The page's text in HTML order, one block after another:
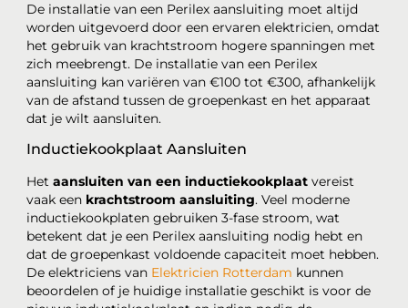
De installatie van een Perilex aansluiting moet altijd
worden uitgevoerd door een ervaren elektricien, omdat
het gebruik van krachtstroom hogere spanningen met
zich meebrengt. De installatie van een Perilex
aansluiting kan variëren van €100 tot €300, afhankelijk
van de afstand tussen de groepenkast en het apparaat
dat je wilt aansluiten.
Inductiekookplaat Aansluiten
Hetaansluiten van een inductiekookplaat vereist
vaak een krachtstroom aansluiting. Veel moderne
inductiekookplaten gebruiken 3-fase stroom, wat
betekent dat je een Perilex aansluiting nodig hebt en
dat de groepenkast voldoende capaciteit moet hebben.
De elektriciens van Elektricien Rotterdam kunnen
beoordelen of je huidige installatie geschikt is voor de